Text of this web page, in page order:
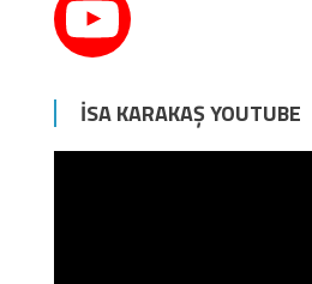
İSA KARAKAŞ YOUTUBE